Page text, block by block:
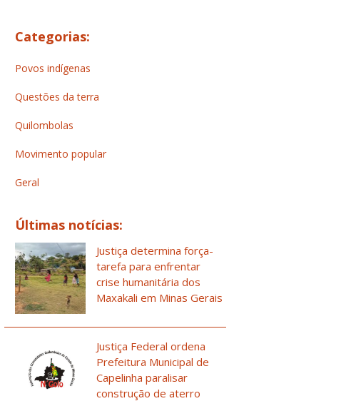
Categorias:
Povos indígenas
Questões da terra
Quilombolas
Movimento popular
Geral
Últimas notícias:
Justiça determina força-
tarefa para enfrentar
crise humanitária dos
Maxakali em Minas Gerais
Justiça Federal ordena
Prefeitura Municipal de
Capelinha paralisar
construção de aterro